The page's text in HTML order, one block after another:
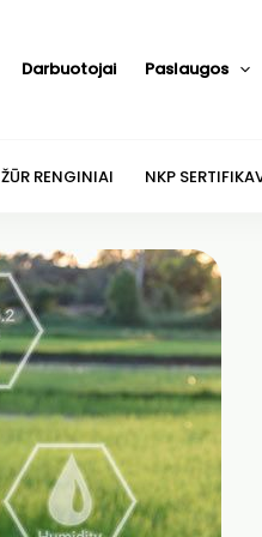
Darbuotojai Paslaugos
ŽŪR RENGINIAI NKP